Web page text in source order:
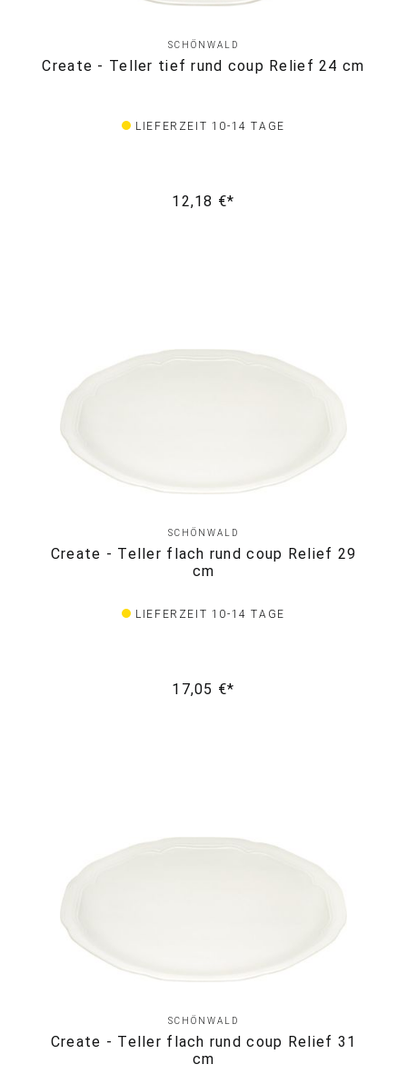
SCHÖNWALD
Create - Teller tief rund coup Relief 24 cm
LIEFERZEIT 10-14 TAGE
12,18 €*
SCHÖNWALD
Create - Teller flach rund coup Relief 29
cm
LIEFERZEIT 10-14 TAGE
17,05 €*
SCHÖNWALD
Create - Teller flach rund coup Relief 31
cm